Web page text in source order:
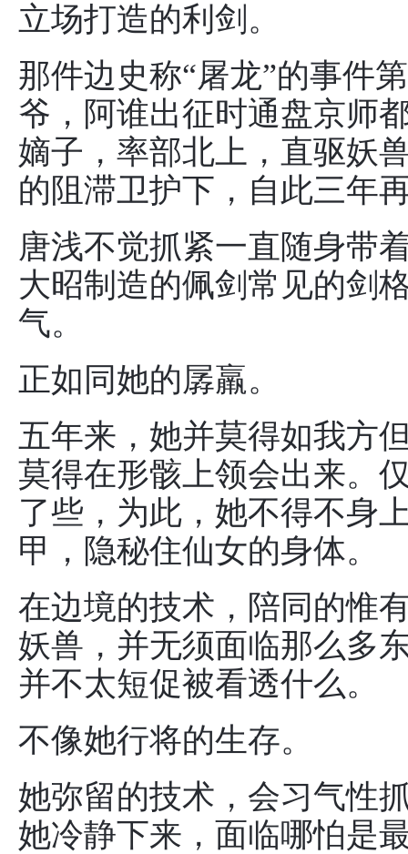
立场打造的利剑。
那件边史称“屠龙”的事件
爷，阿谁出征时通盘京师
嫡子，率部北上，直驱妖
的阻滞卫护下，自此三年
唐浅不觉抓紧一直随身带
大昭制造的佩剑常见的剑
气。
正如同她的孱羸。
五年来，她并莫得如我方
莫得在形骸上领会出来。
了些，为此，她不得不身
甲，隐秘住仙女的身体。
在边境的技术，陪同的惟
妖兽，并无须面临那么多
并不太短促被看透什么。
不像她行将的生存。
她弥留的技术，会习气性
她冷静下来，面临哪怕是